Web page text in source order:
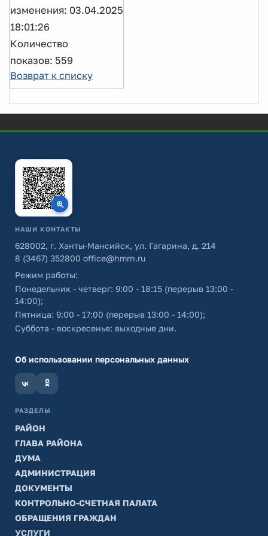
изменения: 03.04.2025
18:01:26
Количество
показов: 559
Возврат к списку
НАШИ КОНТАКТЫ
628002, г. Ханты-Мансийск, ул. Гагарина, д. 214
8 (3467) 352800 office@hmrn.ru
Режим работы:
Понедельник - четверг: 9:00 - 18:15 (перерыв 13:00 -
14:00);
Пятница: 9:00 - 17:00 (перерыв 13:00 - 14:00);
Суббота - воскресенье: выходные дни.
Об использовании персональных данных
РАЗДЕЛЫ
РАЙОН
ГЛАВА РАЙОНА
ДУМА
АДМИНИСТРАЦИЯ
ДОКУМЕНТЫ
КОНТРОЛЬНО-СЧЕТНАЯ ПАЛАТА
ОБРАЩЕНИЯ ГРАЖДАН
УСЛУГИ